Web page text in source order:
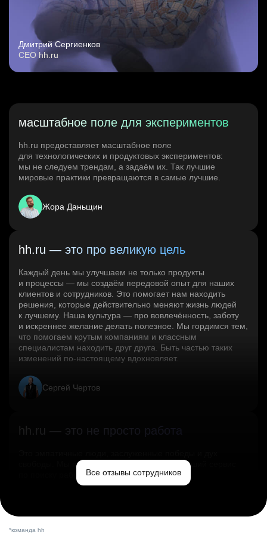
Дмитрий Сергиенков
CEO hh.ru
масштабное поле для экспериментов
hh.ru предоставляет масштабное поле
для технологических и продуктовых экспериментов:
мы не следуем трендам, а задаём их. Так лучшие
мировые практики превращаются в самые лучшие.
Жора Даньщин
hh.ru — это про великую цель
Каждый день мы улучшаем не только продукты
и процессы — мы создаём передовой опыт для наших
клиентов и сотрудников. Это помогает нам находить
решения, которые действительно меняют жизнь людей
к лучшему. Наша культура — про вовлечённость, заботу
и искреннее желание делать полезное. Мы гордимся тем,
что помогаем крутым компаниям и классным
специалистам находить друг друга. Быть частью таких
изменений по‑настоящему вдохновляет.
Сергей Чертов
hh.ru — это не просто работа
свободы. Мы помогаем миру и создаём лучший сервис
по поиску работы в стране.Все отзывы сотрудников
*команда hh